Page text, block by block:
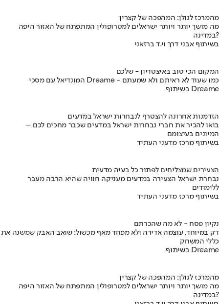
מהמרכז לגולן: המהפכה של קצרין
מה מושך יותר ויותר ישראלים למטרופולין המתפתח של האזור היפה
במדינה?
בשיתוף אבני דרך וי.ד ברזאני
המקום הכי טוב באיצטדיון - שלכם
המונדיאל עם מסכי Dreame - כמו שעוד לא ראיתם ולא שמעתם
בשיתוף Dreame
הזדמנות אחרונה להצטרף לנבחרות ישראל במדעים
בואו להכיר את חברי נבחרות ישראל במדעים שכבר מחכים לכם –
המיונים בעיצומם
בשיתוף מרכז מדעני העתיד
הצעירים שמצליחים לפתור כל בעיה מדעית
נבחרת ישראל הצעירה במדעים מעניקה חוויה שהיא הרבה מעבר
ללימודים
בשיתוף מרכז מדעני העתיד
נקיון פסח - לא מה שהכרתם
דק במיוחד, עוצמה אדירה ולא מפחד מאף מכשול: שואב האבק שמשנה את
כללי המשחק
בשיתוף Dreame
מהמרכז לגולן: המהפכה של קצרין
מה מושך יותר ויותר ישראלים למטרופולין המתפתח של האזור היפה
במדינה?